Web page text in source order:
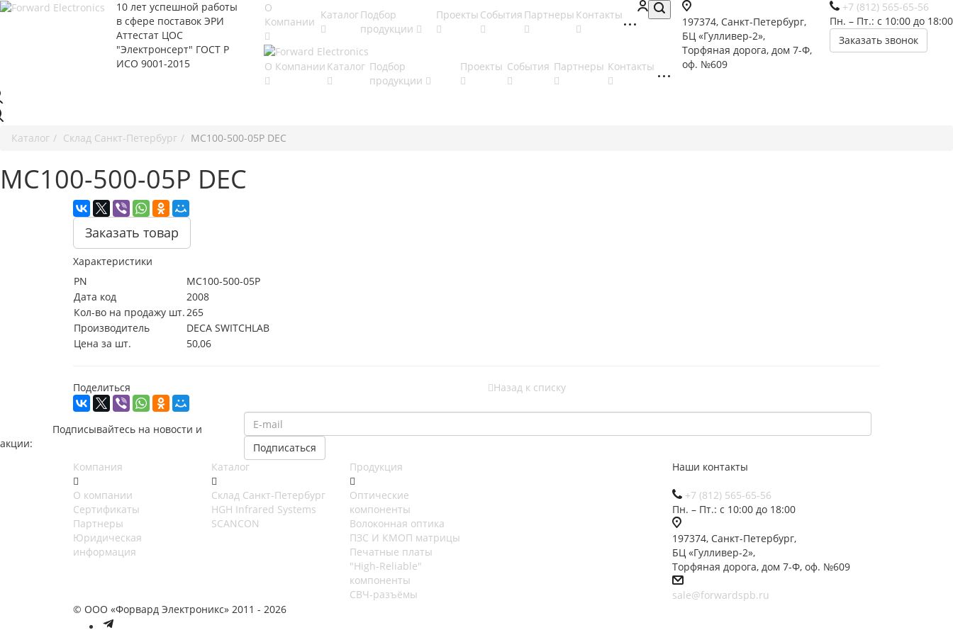
10 лет успешной работы
в сфере поставок ЭРИ
Аттестат ЦОС
"Электронсерт" ГОСТ Р
ИСО 9001-2015
+7 (812) 565-65-56
Пн. – Пт.: с 10:00 до 18:00
Заказать звонок
197374, Санкт-Петербург,
БЦ «Гулливер-2»,
Торфяная дорога, дом 7-Ф,
оф. №609
О
Компании
КаталогПодбор
продукции
Проекты События Партнеры Контакты
О Компании Каталог Подбор
продукции
Проекты События Партнеры Контакты
Каталог Cклад Санкт-Петербург MC100-500-05P DEC
MC100-500-05P DEC
Заказать товар
Характеристики
PN
MC100-500-05P
Дата код
2008
Кол-во на продажу шт.265
Производитель
DECA SWITCHLAB
Цена за шт.
50,06
Поделиться Назад к списку
Подписывайтесь на новости и
акции:
Компания
О компании
Сертификаты
Партнеры
Юридическая
информация
Каталог
Cклад Санкт-Петербург
HGH Infrared Systems
SCANCON
Продукция
Оптические
компоненты
Волоконная оптика
ПЗС И КМОП матрицы
Печатные платы
"High-Reliable"
компоненты
СВЧ-разъёмы
Наши контакты
+7 (812) 565-65-56
Пн. – Пт.: с 10:00 до 18:00
197374, Санкт-Петербург,
БЦ «Гулливер-2»,
Торфяная дорога, дом 7-Ф, оф. №609
sale@forwardspb.ru
© ООО «Форвард Электроникс» 2011 - 2026